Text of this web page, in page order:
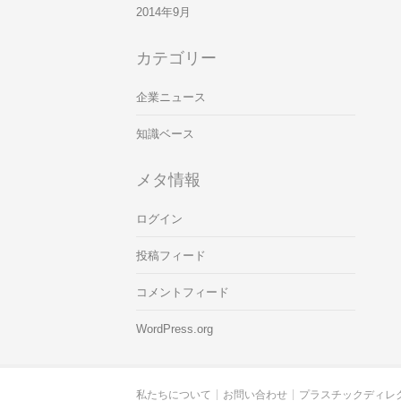
2014年9月
カテゴリー
企業ニュース
知識ベース
メタ情報
ログイン
投稿フィード
コメントフィード
WordPress.org
私たちについて お問い合わせ プラスチックディレ